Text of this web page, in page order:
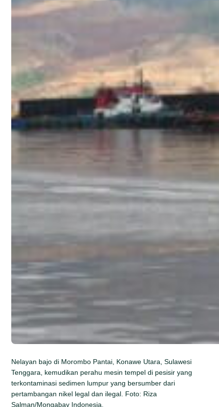
Nelayan bajo di Morombo Pantai, Konawe Utara, Sulawesi
Tenggara, kemudikan perahu mesin tempel di pesisir yang
terkontaminasi sedimen lumpur yang bersumber dari
pertambangan nikel legal dan ilegal. Foto: Riza
Salman/Mongabay Indonesia.